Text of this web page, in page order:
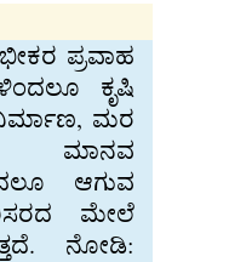
ಪ್ರವಾಹ
ಕೃಷಿ
ನಿರ್ಮಾಣ, ಮರ
ಮಾನವ
ಆಗುವ
ಮೇಲೆ
ನೋಡಿ: